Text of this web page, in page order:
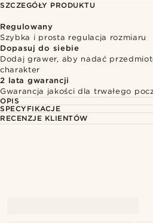
SZCZEGÓŁY PRODUKTU
Regulowany
Szybka i prosta regulacja rozmiaru
Dopasuj do siebie
Dodaj grawer, aby nadać
charakter
2 lata gwarancji
Gwarancja jakości dla trwałego
OPIS
SPECYFIKACJE
RECENZJE KLIENTÓW